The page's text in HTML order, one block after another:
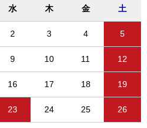
水 木 金 土
2 3 4 5
9 10 11 12
16 17 18 19
23 24 25 26